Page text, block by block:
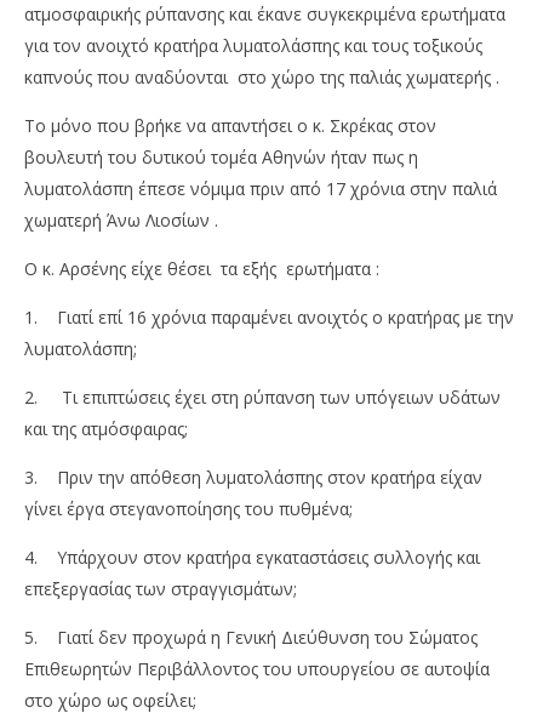
ατμοσφαιρικής ρύπανσης και έκανε συγκεκριμένα ερωτήματα
για τον ανοιχτό κρατήρα λυματολάσπης και τους τοξικούς
καπνούς που αναδύονται στο χώρο της παλιάς χωματερής .
Το μόνο που βρήκε να απαντήσει ο κ. Σκρέκας στον
βουλευτή του δυτικού τομέα Αθηνών ήταν πως η
λυματολάσπη έπεσε νόμιμα πριν από 17 χρόνια στην παλιά
χωματερή Άνω Λιοσίων .
Ο κ. Αρσένης είχε θέσει τα εξής ερωτήματα :
1. Γιατί επί 16 χρόνια παραμένει ανοιχτός ο κρατήρας με την
λυματολάσπη;
2. Τι επιπτώσεις έχει στη ρύπανση των υπόγειων υδάτων
και της ατμόσφαιρας;
3. Πριν την απόθεση λυματολάσπης στον κρατήρα είχαν
γίνει έργα στεγανοποίησης του πυθμένα;
4. Υπάρχουν στον κρατήρα εγκαταστάσεις συλλογής και
επεξεργασίας των στραγγισμάτων;
5. Γιατί δεν προχωρά η Γενική Διεύθυνση του Σώματος
Επιθεωρητών Περιβάλλοντος του υπουργείου σε αυτοψία
στο χώρο ως οφείλει;